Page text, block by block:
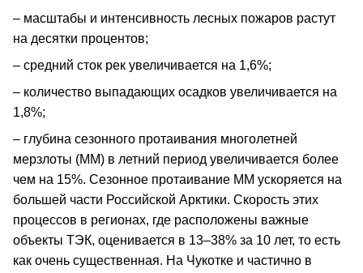
– масштабы и интенсивность лесных пожаров растут
на десятки процентов;
– средний сток рек увеличивается на 1,6%;
– количество выпадающих осадков увеличивается на
1,8%;
– глубина сезонного протаивания многолетней
мерзлоты (ММ) в летний период увеличивается более
чем на 15%. Сезонное протаивание ММ ускоряется на
большей части Российской Арктики. Скорость этих
процессов в регионах, где расположены важные
объекты ТЭК, оценивается в 13–38% за 10 лет, то есть
как очень существенная. На Чукотке и частично в